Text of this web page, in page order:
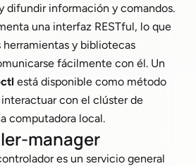
difundir información y comandos.
una interfaz RESTful, lo que
y bibliotecas
fácilmente con él. Un
está disponible como método
con el clúster de
computadora local.
manager
es un servicio general